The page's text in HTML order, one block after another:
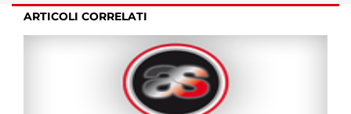
ARTICOLI CORRELATI